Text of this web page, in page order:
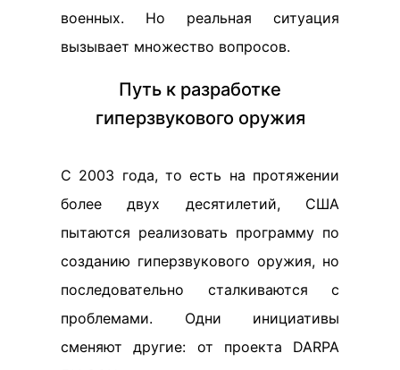
военных. Но реальная ситуация
вызывает множество вопросов.
Путь к разработке
гиперзвукового оружия
С 2003 года, то есть на протяжении
более двух десятилетий, США
пытаются реализовать программу по
созданию гиперзвукового оружия, но
последовательно сталкиваются с
проблемами. Одни инициативы
сменяют другие: от проекта DARPA